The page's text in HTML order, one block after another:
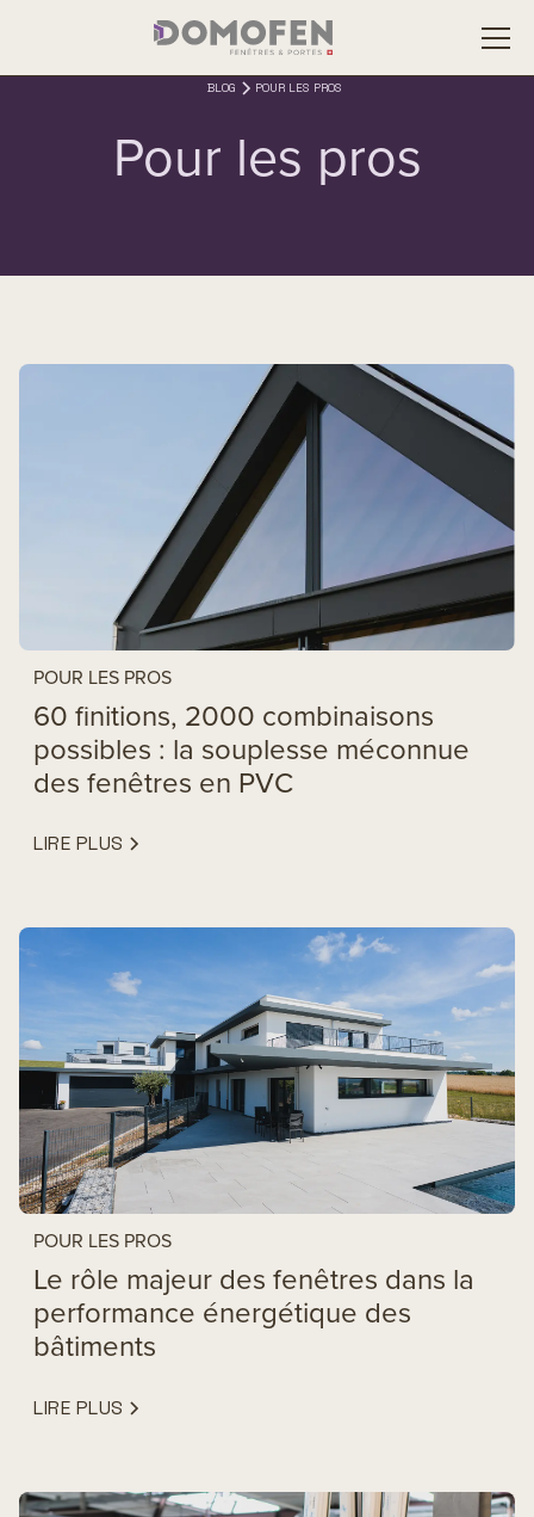
BLOG POUR LES PROS
Pour les pros
POUR LES PROS
60 finitions, 2000 combinaisons
possibles : la souplesse méconnue
des fenêtres en PVC
LIRE PLUS
POUR LES PROS
Le rôle majeur des fenêtres dans la
performance énergétique des
bâtiments
LIRE PLUS